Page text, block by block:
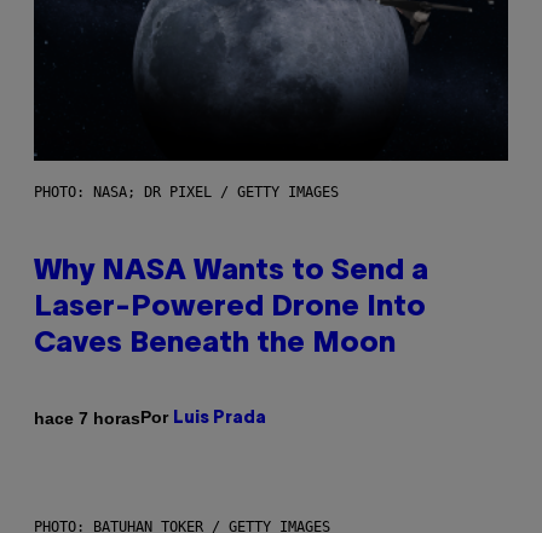
PHOTO: NASA; DR PIXEL / GETTY IMAGES
Why NASA Wants to Send a
Laser-Powered Drone Into
Caves Beneath the Moon
hace 7 horasPor Luis Prada
PHOTO: BATUHAN TOKER / GETTY IMAGES